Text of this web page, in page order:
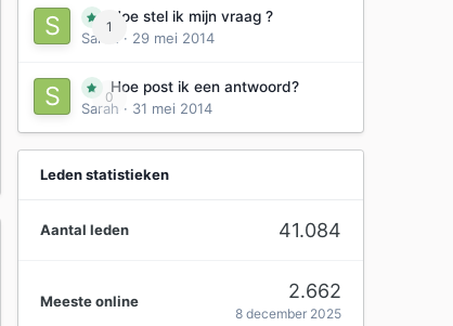
1
Hoe stel ik mijn vraag ?
Sarah
· 29 mei 2014
0
Hoe post ik een antwoord?
Sarah · 31 mei 2014
Leden statistieken
Aantal leden 41.084
Meeste online 2.662
8 december 2025